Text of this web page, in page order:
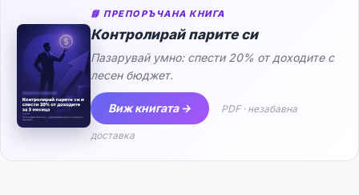
📘 ПРЕПОРЪЧАНА КНИГА
Контролирай парите си
Пазарувай умно: спести 20% от доходите с
лесен бюджет.
Виж книгата → PDF · незабавна
доставка